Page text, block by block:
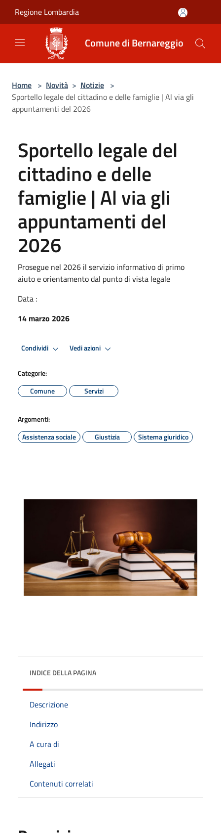
Regione Lombardia
Comune di Bernareggio
Home > Novità > Notizie >
Sportello legale del cittadino e delle famiglie | Al via gli
appuntamenti del 2026
Sportello legale del
cittadino e delle
famiglie | Al via gli
appuntamenti del
2026
Prosegue nel 2026 il servizio informativo di primo
aiuto e orientamento dal punto di vista legale
Data :
14 marzo 2026
Condividi Vedi azioni
Categorie:
Comune
Servizi
Argomenti:
Assistenza sociale
Giustizia Sistema giuridico
INDICE DELLA PAGINA
Descrizione
Indirizzo
A cura di
Allegati
Contenuti correlati